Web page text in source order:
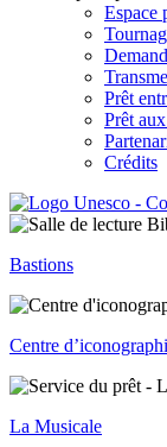
Espace
Prêt
Prêt
Crédits
Bastions
Centre
La Musicale